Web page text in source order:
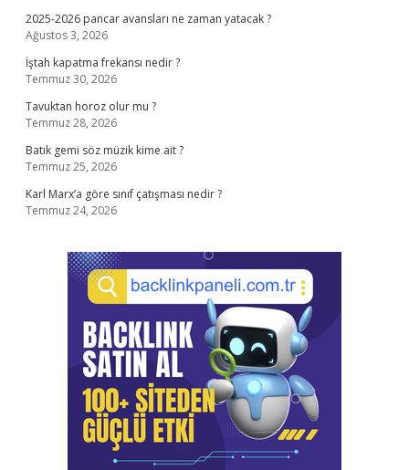
2025-2026 pancar avansları ne zaman yatacak ?
Ağustos 3, 2026
İştah kapatma frekansı nedir ?
Temmuz 30, 2026
Tavuktan horoz olur mu ?
Temmuz 28, 2026
Batık gemi söz müzik kime ait ?
Temmuz 25, 2026
Karl Marx’a göre sınıf çatışması nedir ?
Temmuz 24, 2026